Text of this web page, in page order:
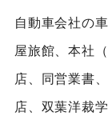
自動車会社の
屋旅館、本社
店、同営業書
店、双葉洋裁